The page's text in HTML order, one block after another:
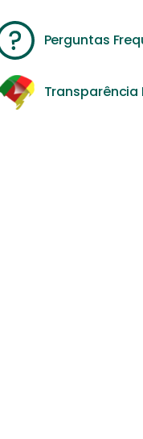
Perguntas
Transparência